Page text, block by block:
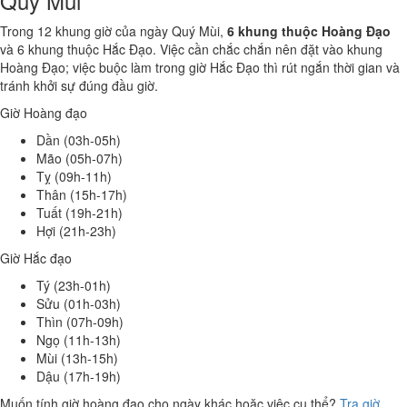
Trong 12 khung giờ của ngày Quý Mùi, 6 khung thuộc Hoàng Đạo
và 6 khung thuộc Hắc Đạo. Việc cần chắc chắn nên đặt vào khung
Hoàng Đạo; việc buộc làm trong giờ Hắc Đạo thì rút ngắn thời gian và
tránh khởi sự đúng đầu giờ.
Giờ Hoàng đạo
Dần (03h-05h)
Mão (05h-07h)
Tỵ (09h-11h)
Thân (15h-17h)
Tuất (19h-21h)
Hợi (21h-23h)
Giờ Hắc đạo
Tý (23h-01h)
Sửu (01h-03h)
Thìn (07h-09h)
Ngọ (11h-13h)
Mùi (13h-15h)
Dậu (17h-19h)
Muốn tính giờ hoàng đạo cho ngày khác hoặc việc cụ thể? Tra giờ